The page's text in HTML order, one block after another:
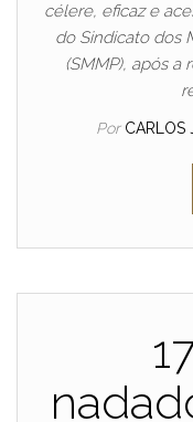
célere, eficaz e
do Sindicato dos
(SMMP), após a
Por CARLOS